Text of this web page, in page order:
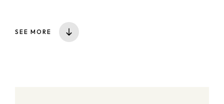
SEE MORE